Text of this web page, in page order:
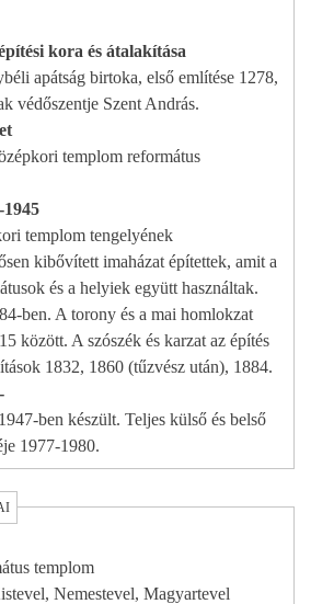
kora és átalakítása
apátság birtoka, első említése 1278,
védőszentje Szent András.
templom református
templom tengelyének
kibővített imaházat építettek, amit a
és a helyiek együtt használtak.
ben. A torony és a mai homlokzat
között. A szószék és karzat az építés
1832, 1860 (tűzvész után), 1884.
ben készült. Teljes külső és belső
1977-1980.
templom
Nemestevel, Magyartevel